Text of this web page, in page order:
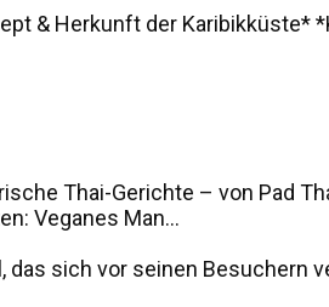
& Herkunft der Karibikküste*
Thai-Gerichte – von Pad
Veganes Man...
das sich vor seinen Besuchern